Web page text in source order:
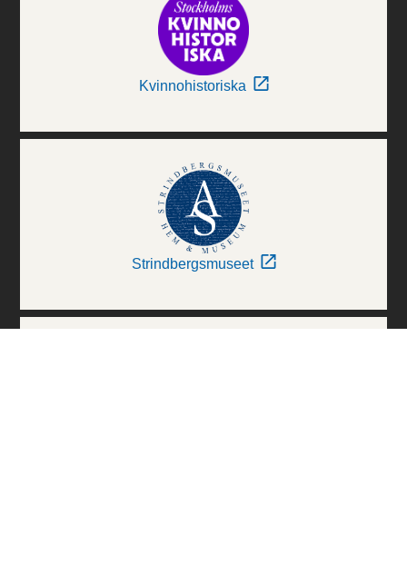
Kvinnohistoriska
Strindbergsmuseet